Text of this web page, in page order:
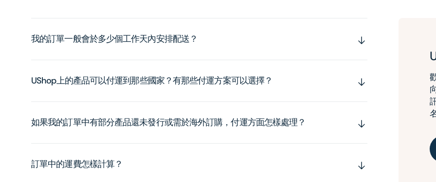
我的訂單一般會於多少個工作天內安排配送？
UShop上的產品可以付運到那些國家？有那些付運方案可以選擇？
如果我的訂單中有部分產品還未發行或需於海外訂購，付運方面怎樣處理？
訂單中的運費怎樣計算？